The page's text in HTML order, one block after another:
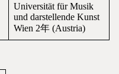
Universität für Musik
und darstellende Kunst
Wien 2年 (Austria)